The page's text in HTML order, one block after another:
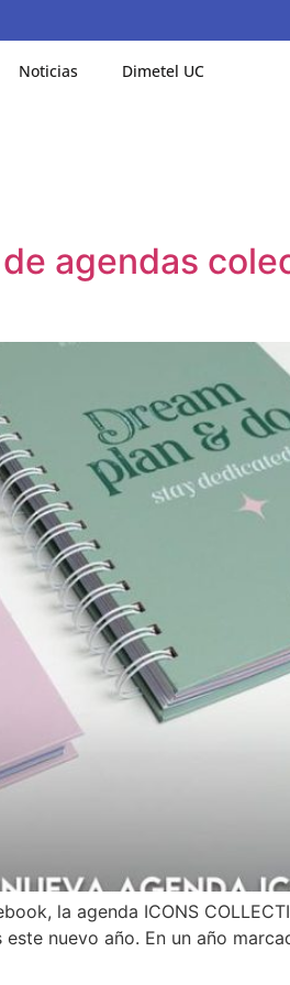
Noticias Dimetel UC
agendas
la agenda ICONS
nuevo año. En un año